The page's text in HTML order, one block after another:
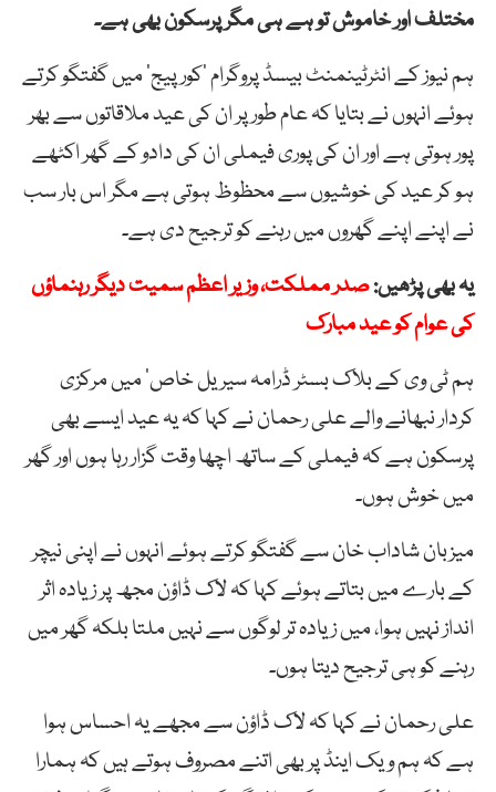
مختلف اور خاموش تو ہے ہی مگر پرسکون بھی ہے۔
ہم نیوز کے انٹرٹینمنٹ بیسڈ پروگرام ’کور پیج‘ میں گفتگو کرتے
ہوئے انہوں نے بتایا کہ عام طور پر ان کی عید ملاقاتوں سے بھر
پور ہوتی ہے اور ان کی پوری فیملی ان کی دادو کے گھر اکٹھے
ہو کر عید کی خوشیوں سے محظوظ ہوتی ہے مگر اس بار سب
نے اپنے اپنے گھروں میں رہنے کو ترجیح دی ہے۔
یہ بھی پڑھیں:صدر مملکت، وزیر اعظم سمیت دیگر رہنماؤں
کی عوام کو عید مبارک
ہم ٹی وی کے بلاک بسٹر ڈرامہ سیریل خاص‘ میں مرکزی
کردار نبھانے والے علی رحمان نے کہا کہ یہ عید ایسے بھی
پرسکون ہے کہ فیملی کے ساتھ اچھا وقت گزار رہا ہوں اور گھر
میں خوش ہوں۔
میزبان شاداب خان سے گفتگو کرتے ہوئے انہوں نے اپنی نیچر
کے بارے میں بتاتے ہوئے کہا کہ لاک ڈاؤن مجھ پر زیادہ اثر
انداز نہیں ہوا، میں زیادہ تر لوگوں سے نہیں ملتا بلکہ گھر میں
رہنے کو ہی ترجیح دیتا ہوں۔
علی رحمان نے کہا کہ لاک ڈاؤن سے مجھے یہ احساس ہوا
ہے کہ ہم ویک اینڈ پر بھی اتنے مصروف ہوتے ہیں کہ ہمارا